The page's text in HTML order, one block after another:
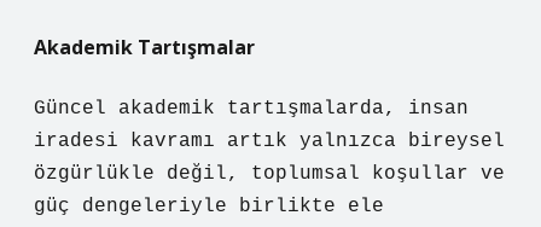
Akademik Tartışmalar
Güncel akademik tartışmalarda, insan
iradesi kavramı artık yalnızca bireysel
özgürlükle değil, toplumsal koşullar ve
güç dengeleriyle birlikte ele